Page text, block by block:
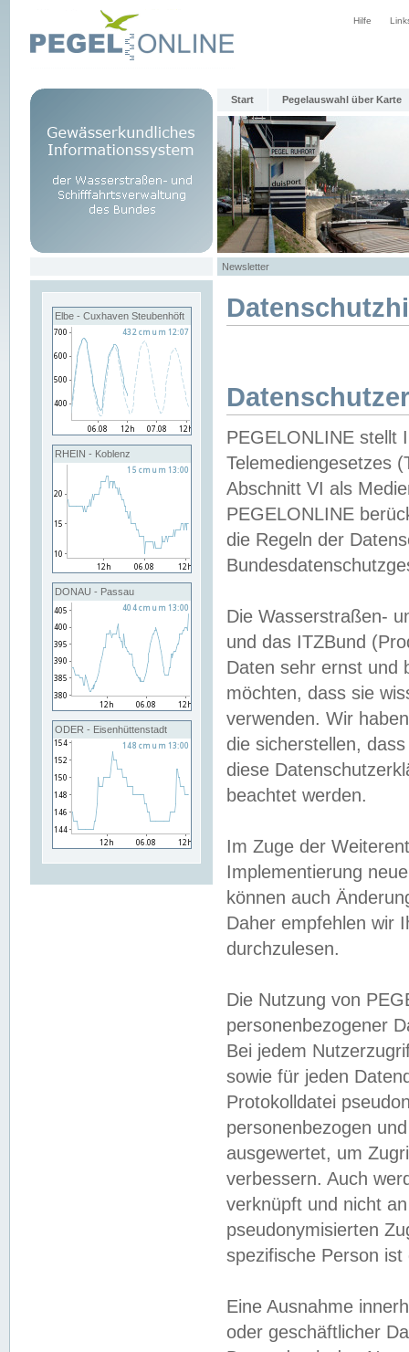
Hilfe
Start Pegelauswahl über Karte
Newsletter
Elbe - Cuxhaven Steubenhöft
RHEIN - Koblenz
DONAU - Passau
ODER - Eisenhüttenstadt
PEGELONLINE stellt
Telemediengesetzes
Abschnitt VI als
PEGELONLINE
die Regeln der
Die Wasserstraßen-
und das ITZBund
Daten sehr ernst und
möchten, dass sie
verwenden. Wir
die sicherstellen,
diese
beachtet werden.
Im Zuge der
Implementierung
können auch
Daher empfehlen wir
durchzulesen.
Die Nutzung von
personenbezogener
Bei jedem
sowie für jeden
Protokolldatei
personenbezogen
ausgewertet, um
verbessern. Auch
verknüpft und nicht
pseudonymisierten
spezifische Person
Eine Ausnahme
oder geschäftlicher